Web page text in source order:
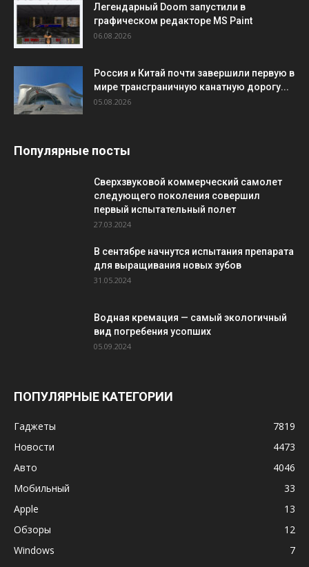
Легендарный Doom запустили в
графическом редакторе MS Paint
06.08.2026
Россия и Китай почти завершили первую в
мире трансграничную канатную дорогу...
05.08.2026
Популярные посты
Сверхзвуковой коммерческий самолет
следующего поколения совершил
первый испытательный полет
27.03.2024
В сентябре начнутся испытания препарата
для выращивания новых зубов
31.05.2024
Водная кремация — самый экологичный
вид погребения усопших
05.09.2024
ПОПУЛЯРНЫЕ КАТЕГОРИИ
Гаджеты
7819
Новости
4473
Авто
4046
Мобильный
33
Apple
13
Обзоры
12
Windows
7